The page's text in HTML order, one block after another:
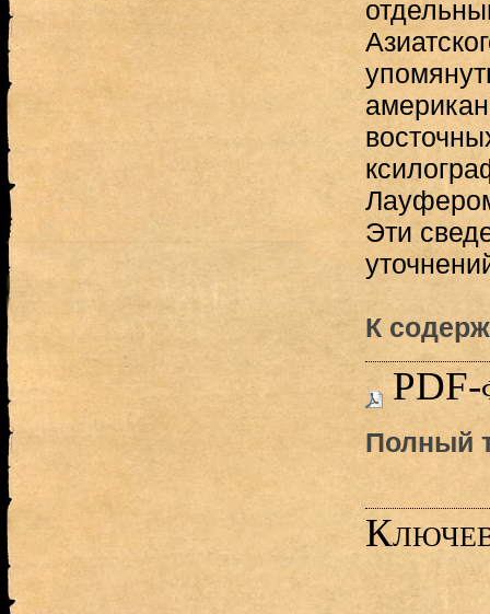
Эти
К
PDF-
Полный